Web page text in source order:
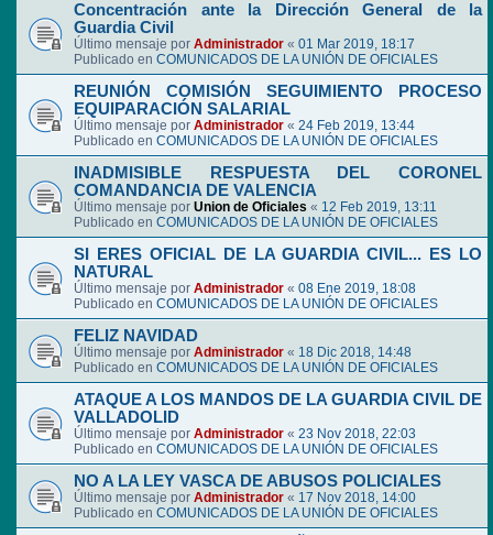
Concentración ante la Dirección General de la
Guardia Civil
Último mensaje por Administrador « 01 Mar 2019, 18:17
Publicado en COMUNICADOS DE LA UNIÓN DE OFICIALES
REUNIÓN COMISIÓN SEGUIMIENTO PROCESO
EQUIPARACIÓN SALARIAL
Último mensaje por Administrador « 24 Feb 2019, 13:44
Publicado en COMUNICADOS DE LA UNIÓN DE OFICIALES
INADMISIBLE RESPUESTA DEL CORONEL
COMANDANCIA DE VALENCIA
Último mensaje por Union de Oficiales « 12 Feb 2019, 13:11
Publicado en COMUNICADOS DE LA UNIÓN DE OFICIALES
SI ERES OFICIAL DE LA GUARDIA CIVIL... ES LO
NATURAL
Último mensaje por Administrador « 08 Ene 2019, 18:08
Publicado en COMUNICADOS DE LA UNIÓN DE OFICIALES
FELIZ NAVIDAD
Último mensaje por Administrador « 18 Dic 2018, 14:48
Publicado en COMUNICADOS DE LA UNIÓN DE OFICIALES
ATAQUE A LOS MANDOS DE LA GUARDIA CIVIL DE
VALLADOLID
Último mensaje por Administrador « 23 Nov 2018, 22:03
Publicado en COMUNICADOS DE LA UNIÓN DE OFICIALES
NO A LA LEY VASCA DE ABUSOS POLICIALES
Último mensaje por Administrador « 17 Nov 2018, 14:00
Publicado en COMUNICADOS DE LA UNIÓN DE OFICIALES